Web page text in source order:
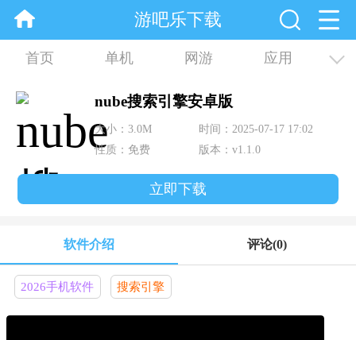
游吧乐下载
首页 单机 网游 应用
资讯 合集
nube搜索引擎安卓版
大小：3.0M
时间：2025-07-17 17:02
性质：免费
版本：v1.1.0
立即下载
软件介绍 评论(0)
2026手机软件 搜索引擎